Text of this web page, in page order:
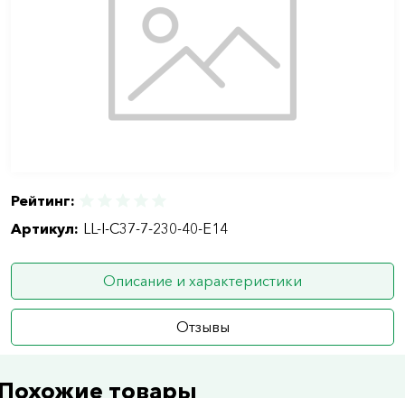
Рейтинг:
Артикул: LL-I-C37-7-230-40-E14
Описание и характеристики
Отзывы
товары